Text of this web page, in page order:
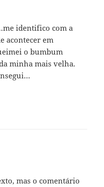
identifico com a
acontecer em
o bumbum
minha mais velha.
mas o comentário